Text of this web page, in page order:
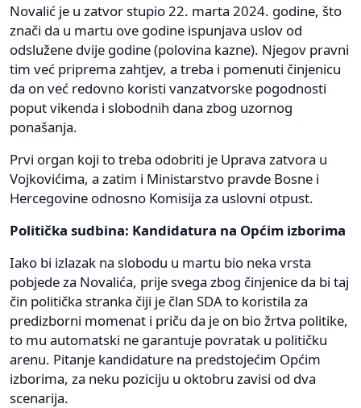
Novalić je u zatvor stupio 22. marta 2024. godine, što
znači da u martu ove godine ispunjava uslov od
odslužene dvije godine (polovina kazne). Njegov pravni
tim već priprema zahtjev, a treba i pomenuti činjenicu
da on već redovno koristi vanzatvorske pogodnosti
poput vikenda i slobodnih dana zbog uzornog
ponašanja.
Prvi organ koji to treba odobriti je Uprava zatvora u
Vojkovićima, a zatim i Ministarstvo pravde Bosne i
Hercegovine odnosno Komisija za uslovni otpust.
Politička sudbina: Kandidatura na Općim izborima
Iako bi izlazak na slobodu u martu bio neka vrsta
pobjede za Novalića, prije svega zbog činjenice da bi taj
čin politička stranka čiji je član SDA to koristila za
predizborni momenat i priču da je on bio žrtva politike,
to mu automatski ne garantuje povratak u političku
arenu. Pitanje kandidature na predstojećim Općim
izborima, za neku poziciju u oktobru zavisi od dva
scenarija.